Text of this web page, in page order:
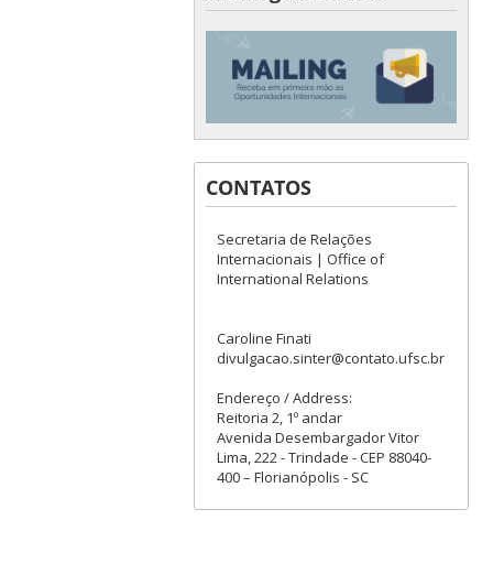
CONTATOS
Secretaria de Relações
Internacionais | Office of
International Relations
Caroline Finati
divulgacao.sinter@contato.ufsc.br
Endereço / Address:
Reitoria 2, 1º andar
Avenida Desembargador Vitor
Lima, 222 - Trindade - CEP 88040-
400 – Florianópolis - SC